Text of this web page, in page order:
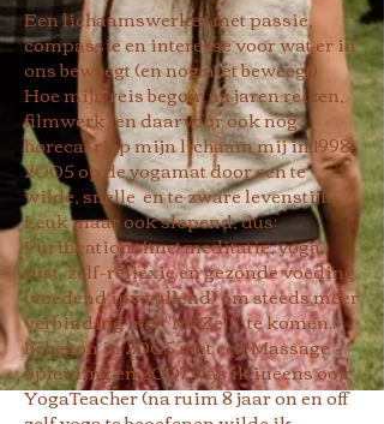
Een lichaamswerker met passie,
compassie en interesse voor wat er in
ons beweegt (en nog niet beweegt)
Hoe mijn reis begon:na jaren reizen,
filmwerk (en daarvoor ook nog
horeca) riep mijn lichaam mij in1998-
2005op de yogamat door een te
wilde, snelle en te zware levenstijl..
Leuk maar ook slopend, dus:
Purification time! meditatie, yoga,
rust, zelf-reflexie en gezonde voeding
(voedend ipv vullend) om steeds meer
verbinding met "MeZelf" te komen..
Ik begon in 2005 met een Massage
opleiding en 2007 was ik ineens ook
YogaTeacher (na ruim 8 jaar on en off